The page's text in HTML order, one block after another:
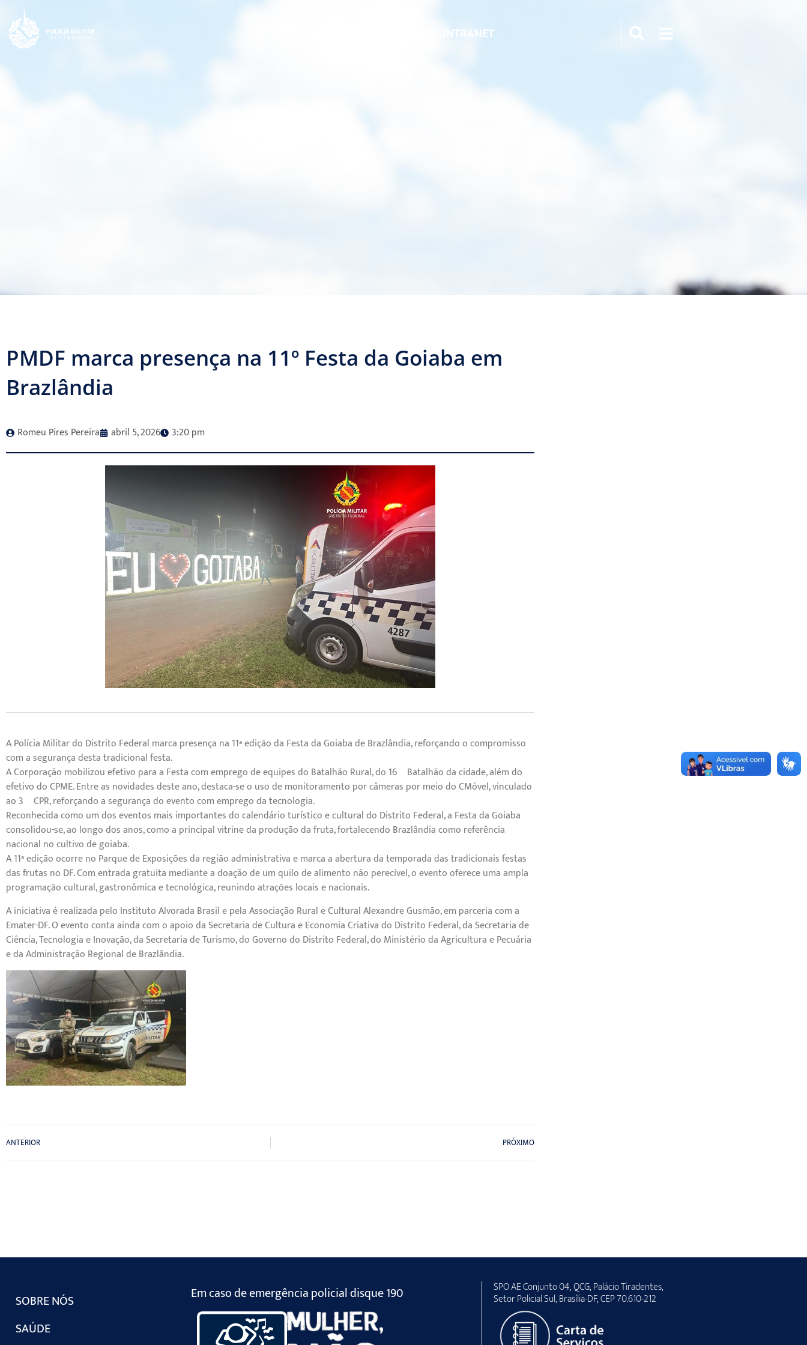
INTRANET
PMDF marca presença na 11º Festa da Goiaba em
Brazlândia
Romeu Pires Pereira abril 5, 2026 3:20 pm
A Polícia Militar do Distrito Federal marca presença na 11ª edição da Festa da Goiaba de Brazlândia, reforçando o compromisso
com a segurança desta tradicional festa.
A Corporação mobilizou efetivo para a Festa com emprego de equipes do Batalhão Rural, do 16º Batalhão da cidade, além do
efetivo do CPME. Entre as novidades deste ano, destaca-se o uso de monitoramento por câmeras por meio do CMóvel, vinculado
ao 3º CPR, reforçando a segurança do evento com emprego da tecnologia.
Reconhecida como um dos eventos mais importantes do calendário turístico e cultural do Distrito Federal, a Festa da Goiaba
consolidou-se, ao longo dos anos, como a principal vitrine da produção da fruta, fortalecendo Brazlândia como referência
nacional no cultivo de goiaba.
A 11ª edição ocorre no Parque de Exposições da região administrativa e marca a abertura da temporada das tradicionais festas
das frutas no DF. Com entrada gratuita mediante a doação de um quilo de alimento não perecível, o evento oferece uma ampla
programação cultural, gastronômica e tecnológica, reunindo atrações locais e nacionais.
A iniciativa é realizada pelo Instituto Alvorada Brasil e pela Associação Rural e Cultural Alexandre Gusmão, em parceria com a
Emater-DF. O evento conta ainda com o apoio da Secretaria de Cultura e Economia Criativa do Distrito Federal, da Secretaria de
Ciência, Tecnologia e Inovação, da Secretaria de Turismo, do Governo do Distrito Federal, do Ministério da Agricultura e Pecuária
e da Administração Regional de Brazlândia.
ANTERIOR PRÓXIMO
SOBRE NÓS
SAÚDE
Em caso de emergência policial disque 190 SPO AE Conjunto 04, QCG, Palácio Tiradentes,
Setor Policial Sul, Brasília-DF, CEP 70.610-212